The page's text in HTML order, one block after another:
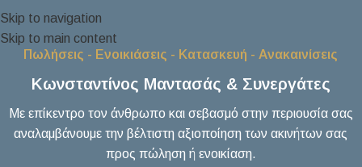
Skip to navigation
Skip to main content
Πωλήσεις - Ενοικιάσεις - Κατασκευή - Ανακαινίσεις
Κωνσταντίνος Μαντασάς & Συνεργάτες
Με επίκεντρο τον άνθρωπο και σεβασμό στην περιουσία σας
αναλαμβάνουμε την βέλτιστη αξιοποίηση των ακινήτων σας
προς πώληση ή ενοικίαση.